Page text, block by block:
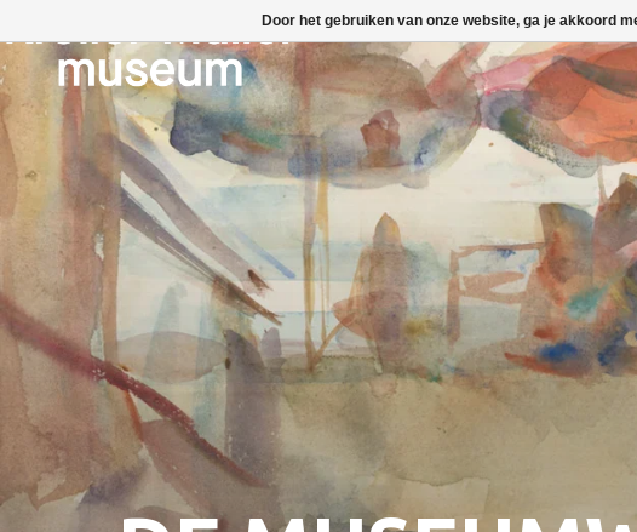
Door het gebruiken van onze website, ga je akkoord